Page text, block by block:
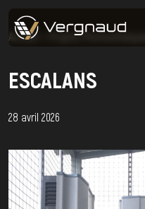
Accueil Projets Photovoltaïques
ESCALANS
28 avril 2026